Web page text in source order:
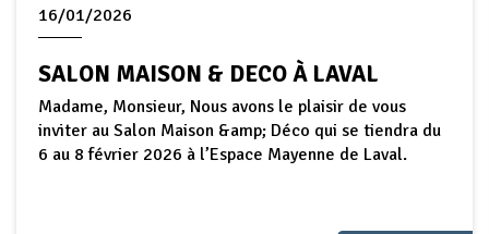
16/01/2026
SALON MAISON & DECO À LAVAL
Madame, Monsieur, Nous avons le plaisir de vous
inviter au Salon Maison &amp; Déco qui se tiendra du
6 au 8 février 2026 à l’Espace Mayenne de Laval.